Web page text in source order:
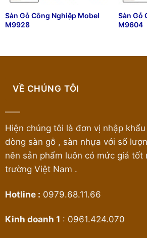
Sàn Gỗ Công Nghiệp Mobel
M9928
Sàn Gỗ
M9604
VỀ CHÚNG TÔI
Hiện chúng tôi là đơn vị nhập
dòng sàn gỗ , sàn nhựa với số
nên sản phẩm luôn có mức giá tốt
trường Việt Nam .
Hotline : 0979.68.11.66
Kinh doanh 1 : 0961.424.070